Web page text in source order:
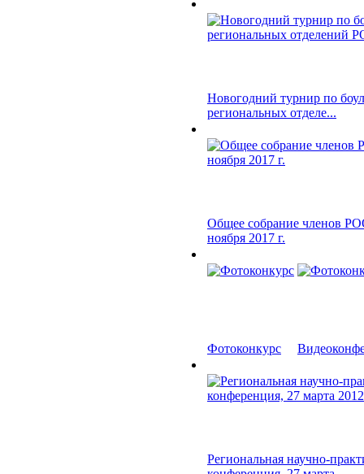
Новогодний турнир по
региональных отделе...
Общее собрание членов
ноября 2017 г.
Фотоконкурс
Региональная научно-